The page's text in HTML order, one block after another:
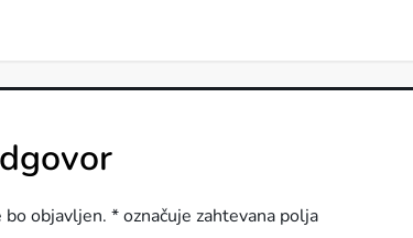
bo objavljen. *označuje zahtevana polja